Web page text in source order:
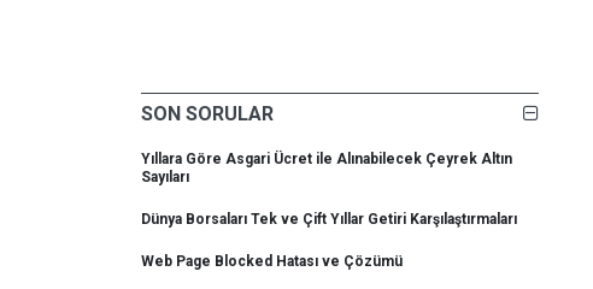
SON SORULAR
Yıllara Göre Asgari Ücret ile Alınabilecek Çeyrek Altın
Sayıları
Dünya Borsaları Tek ve Çift Yıllar Getiri Karşılaştırmaları
Web Page Blocked Hatası ve Çözümü